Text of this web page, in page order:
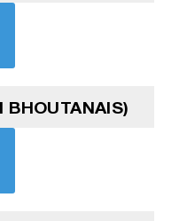
BHOUTANAIS)